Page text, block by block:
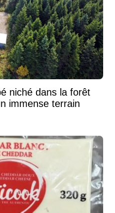
niché dans la forêt
immense terrain